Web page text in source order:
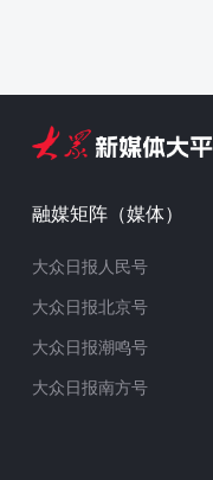
融媒矩阵（媒体）
大众日报人民号
大众日报北京号
大众日报潮鸣号
大众日报南方号